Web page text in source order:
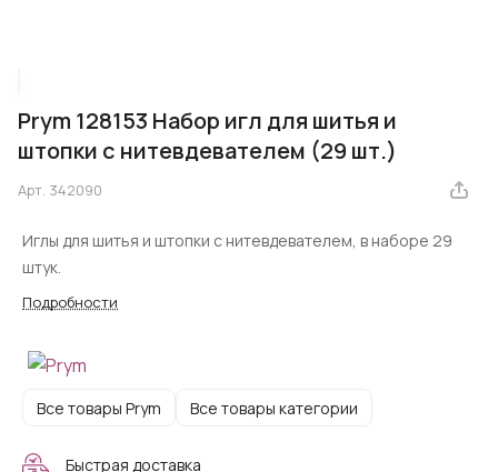
Prym 128153 Набор игл для шитья и
штопки с нитевдевателем (29 шт.)
Арт. 342090
Иглы для шитья и штопки с нитевдевателем, в наборе 29
штук.
Подробности
Все товары Prym Все товары категории
Быстрая доставка